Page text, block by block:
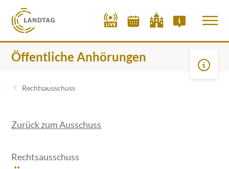
Öffentliche Anhörungen
Rechtsausschuss
Zurück zum Ausschuss
Rechtsausschuss